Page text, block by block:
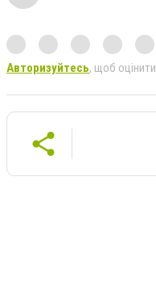
Авторизуйтесь, щоб оцінити